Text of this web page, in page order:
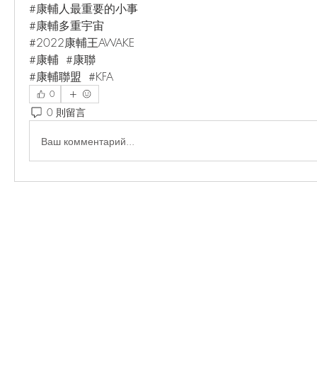
#康輔人最重要的小事
#康輔多重宇宙
#2022康輔王AWAKE
#康輔  #康聯
#康輔聯盟  #KFA
0
0 則留言
Ваш комментарий...